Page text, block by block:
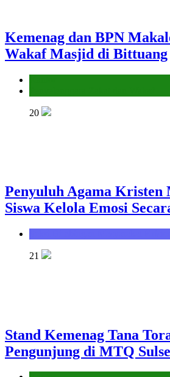
Kemenag dan BPN
Wakaf Masjid di Bittuang
20
Penyuluh Agama Kristen
Siswa Kelola Emosi
21
Stand Kemenag Tana
Pengunjung di MTQ